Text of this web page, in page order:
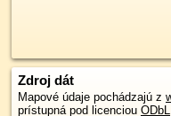
Zdroj dát
Mapové údaje pochádzajú z
prístupná pod licenciou ODbL